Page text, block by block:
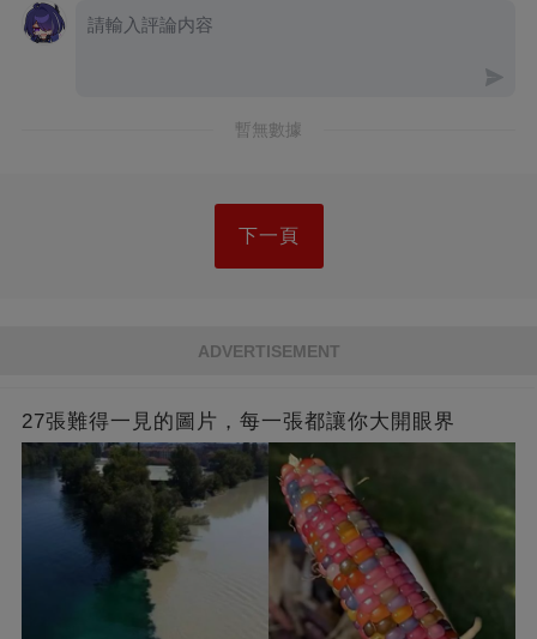
暫無數據
下一頁
ADVERTISEMENT
27張難得一見的圖片，每一張都讓你大開眼界